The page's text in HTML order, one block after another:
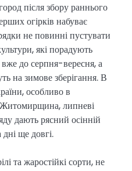
після збору раннього
огірків набуває
не повинні пустувати
які порадують
до серпня-вересня, а
на зимове зберігання. В
особливо в
липневі
дають рясний осінній
ще довгі.
та жаростійкі сорти, не